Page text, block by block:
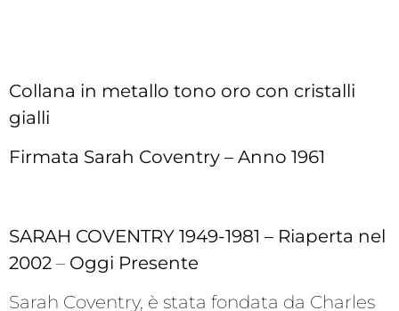
Collana in metallo tono oro con cristalli
gialli
Firmata Sarah Coventry – Anno 1961
SARAH COVENTRY 1949-1981 – Riaperta nel
2002 – Oggi Presente
Sarah Coventry, è stata fondata da Charles